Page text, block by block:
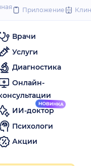
to
Приложение
Врачи
Услуги
Диагностика
Онлайн-
ИИ-доктор
Психологи
Акции